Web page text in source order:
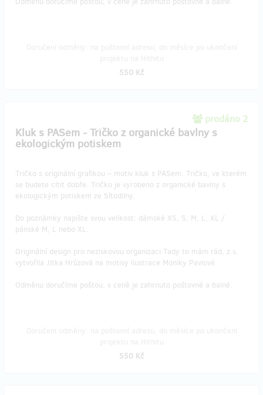
550 Kč
prodáno 2
Kluk s PASem - Tričko z organické bavlny s
ekologickým potiskem
Tričko s originální grafikou – motiv kluk s PASem. Tričko, ve kterém
se budete cítit dobře. Tričko je vyrobeno z organické bavlny s
ekologickým potiskem ze Sítodilny.
Do poznámky napište svou velikost: dámské XS, S, M, L, XL /
pánské M, L nebo XL.
Originální design pro neziskovou organizaci Tady to mám rád, z.s.
vytvořila Jitka Hrůzová na motivy ilustrace Moniky Pavlové.
Odměnu doručíme poštou, v ceně je zahrnuto poštovné a balné.
550 Kč